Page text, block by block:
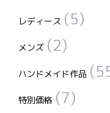
レディース (5)
メンズ (2)
ハンドメイド作品
特別価格 (7)